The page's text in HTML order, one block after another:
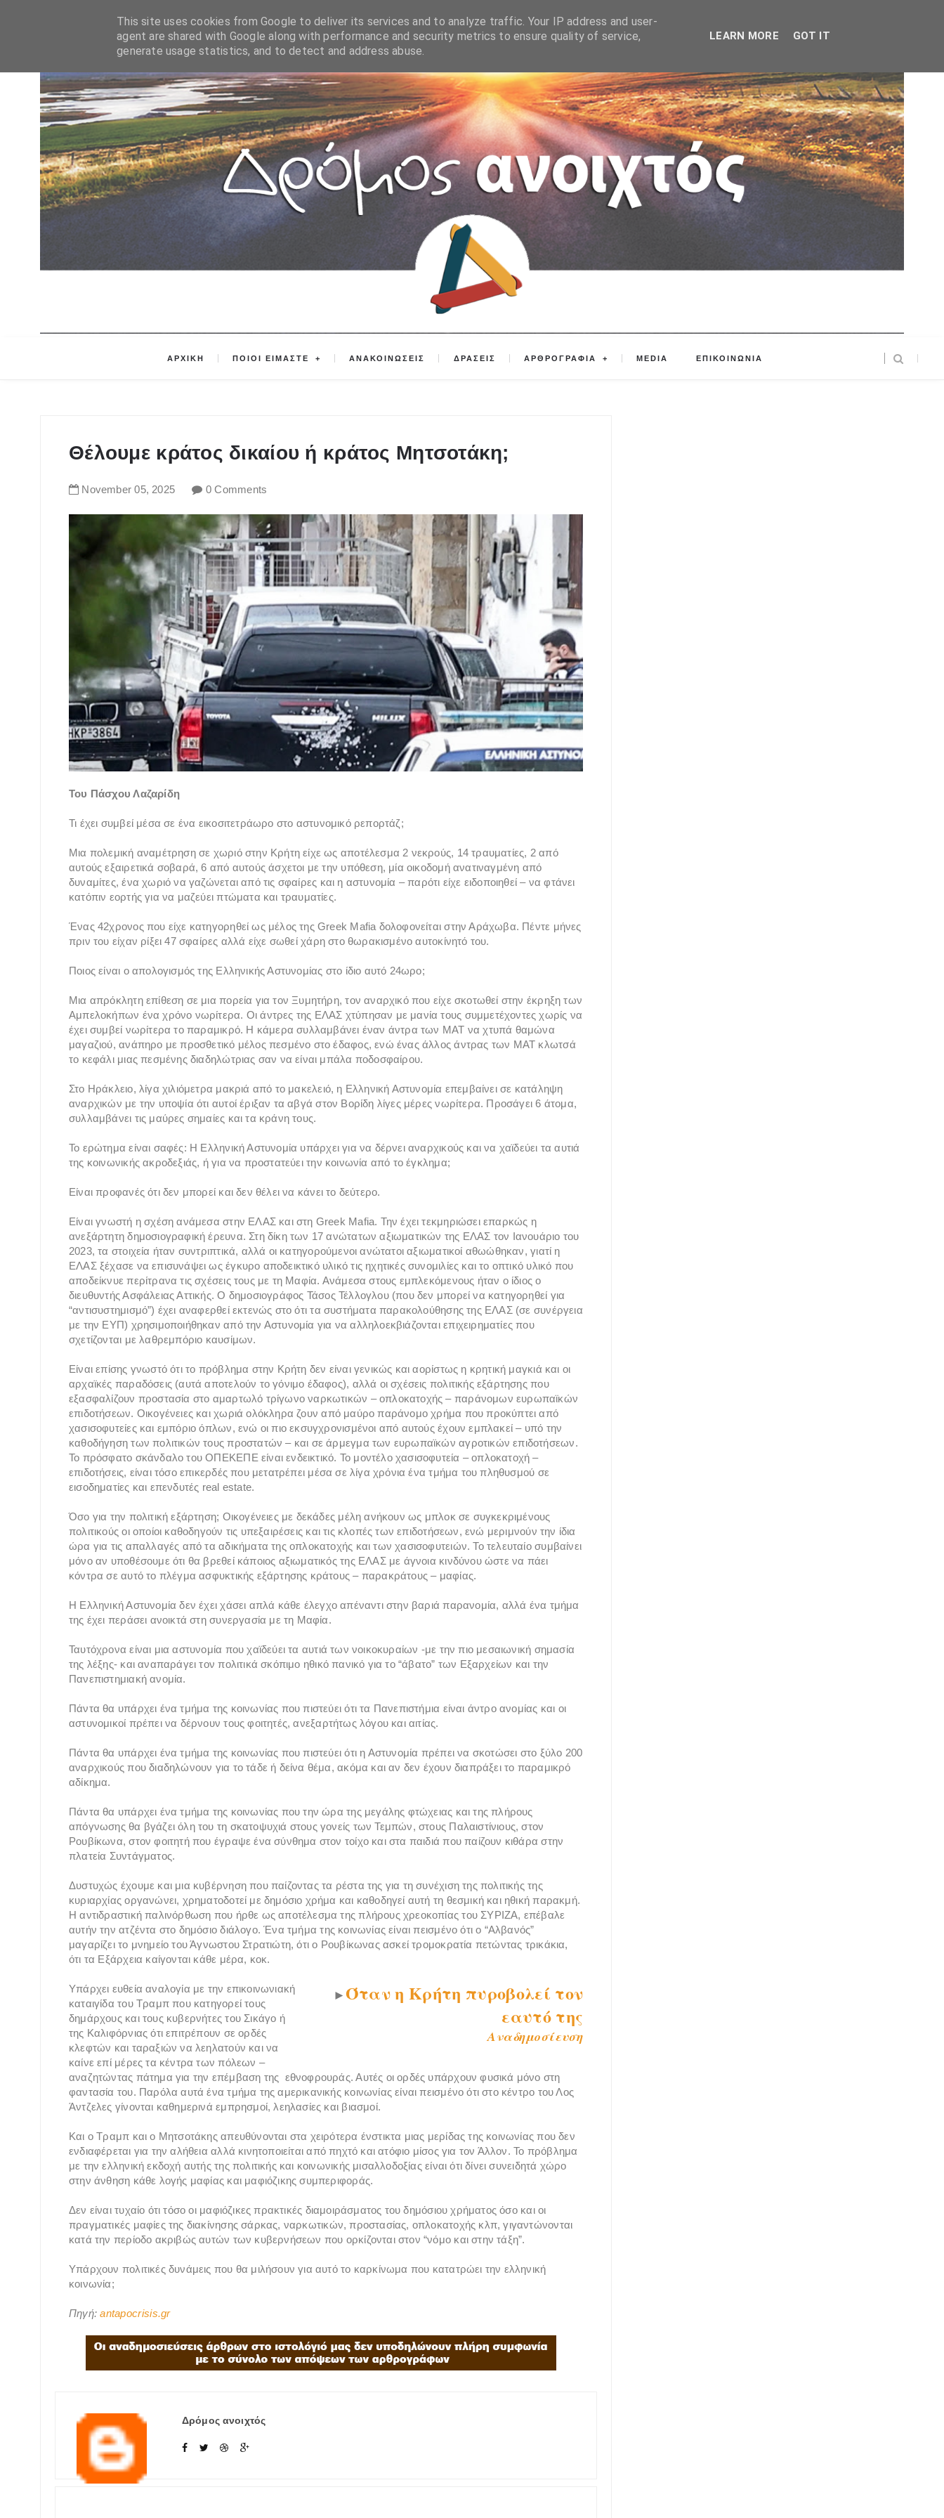
ΑΡΧΙΚΗ ΠΟΙΟΙ ΕΙΜΑΣΤΕ ΑΝΑΚΟΙΝΩΣΕΙΣ ΔΡΑΣΕΙΣ ΑΡΘΡΟΓΡΑΦΙΑ MEDIA ΕΠΙΚΟΙΝΩΝΙΑ
Θέλουμε κράτος δικαίου ή κράτος Μητσοτάκη;
November 05, 2025 0 Comments
Του Πάσχου Λαζαρίδη
Τι έχει συμβεί μέσα σε ένα εικοσιτετράωρο στο αστυνομικό ρεπορτάζ;
Μια πολεμική αναμέτρηση σε χωριό στην Κρήτη είχε ως αποτέλεσμα 2 νεκρούς, 14 τραυματίες, 2 από
αυτούς εξαιρετικά σοβαρά, 6 από αυτούς άσχετοι με την υπόθεση, μία οικοδομή ανατιναγμένη από
δυναμίτες, ένα χωριό να γαζώνεται από τις σφαίρες και η αστυνομία – παρότι είχε ειδοποιηθεί – να φτάνει
κατόπιν εορτής για να μαζεύει πτώματα και τραυματίες.
Ένας 42χρονος που είχε κατηγορηθεί ως μέλος της Greek Mafia δολοφονείται στην Αράχωβα. Πέντε μήνες
πριν του είχαν ρίξει 47 σφαίρες αλλά είχε σωθεί χάρη στο θωρακισμένο αυτοκίνητό του.
Ποιος είναι ο απολογισμός της Ελληνικής Αστυνομίας στο ίδιο αυτό 24ωρο;
Μια απρόκλητη επίθεση σε μια πορεία για τον Ξυμητήρη, τον αναρχικό που είχε σκοτωθεί στην έκρηξη των
Αμπελοκήπων ένα χρόνο νωρίτερα. Οι άντρες της ΕΛΑΣ χτύπησαν με μανία τους συμμετέχοντες χωρίς να
έχει συμβεί νωρίτερα το παραμικρό. Η κάμερα συλλαμβάνει έναν άντρα των ΜΑΤ να χτυπά θαμώνα
μαγαζιού, ανάπηρο με προσθετικό μέλος πεσμένο στο έδαφος, ενώ ένας άλλος άντρας των ΜΑΤ κλωτσά
το κεφάλι μιας πεσμένης διαδηλώτριας σαν να είναι μπάλα ποδοσφαίρου.
Στο Ηράκλειο, λίγα χιλιόμετρα μακριά από το μακελειό, η Ελληνική Αστυνομία επεμβαίνει σε κατάληψη
αναρχικών με την υποψία ότι αυτοί έριξαν τα αβγά στον Βορίδη λίγες μέρες νωρίτερα. Προσάγει 6 άτομα,
συλλαμβάνει τις μαύρες σημαίες και τα κράνη τους.
Το ερώτημα είναι σαφές: Η Ελληνική Αστυνομία υπάρχει για να δέρνει αναρχικούς και να χαϊδεύει τα αυτιά
της κοινωνικής ακροδεξιάς, ή για να προστατεύει την κοινωνία από το έγκλημα;
Είναι προφανές ότι δεν μπορεί και δεν θέλει να κάνει το δεύτερο.
Είναι γνωστή η σχέση ανάμεσα στην ΕΛΑΣ και στη Greek Mafia. Την έχει τεκμηριώσει επαρκώς η
ανεξάρτητη δημοσιογραφική έρευνα. Στη δίκη των 17 ανώτατων αξιωματικών της ΕΛΑΣ τον Ιανουάριο του
2023, τα στοιχεία ήταν συντριπτικά, αλλά οι κατηγορούμενοι ανώτατοι αξιωματικοί αθωώθηκαν, γιατί η
ΕΛΑΣ ξέχασε να επισυνάψει ως έγκυρο αποδεικτικό υλικό τις ηχητικές συνομιλίες και το οπτικό υλικό που
αποδείκνυε περίτρανα τις σχέσεις τους με τη Μαφία. Ανάμεσα στους εμπλεκόμενους ήταν ο ίδιος ο
διευθυντής Ασφάλειας Αττικής. Ο δημοσιογράφος Τάσος Τέλλογλου (που δεν μπορεί να κατηγορηθεί για
“αντισυστημισμό”) έχει αναφερθεί εκτενώς στο ότι τα συστήματα παρακολούθησης της ΕΛΑΣ (σε συνέργεια
με την ΕΥΠ) χρησιμοποιήθηκαν από την Αστυνομία για να αλληλοεκβιάζονται επιχειρηματίες που
σχετίζονται με λαθρεμπόριο καυσίμων.
Είναι επίσης γνωστό ότι το πρόβλημα στην Κρήτη δεν είναι γενικώς και αορίστως η κρητική μαγκιά και οι
αρχαϊκές παραδόσεις (αυτά αποτελούν το γόνιμο έδαφος), αλλά οι σχέσεις πολιτικής εξάρτησης που
εξασφαλίζουν προστασία στο αμαρτωλό τρίγωνο ναρκωτικών – οπλοκατοχής – παράνομων ευρωπαϊκών
επιδοτήσεων. Οικογένειες και χωριά ολόκληρα ζουν από μαύρο παράνομο χρήμα που προκύπτει από
χασισοφυτείες και εμπόριο όπλων, ενώ οι πιο εκσυγχρονισμένοι από αυτούς έχουν εμπλακεί – υπό την
καθοδήγηση των πολιτικών τους προστατών – και σε άρμεγμα των ευρωπαϊκών αγροτικών επιδοτήσεων.
Το πρόσφατο σκάνδαλο του ΟΠΕΚΕΠΕ είναι ενδεικτικό. Το μοντέλο χασισοφυτεία – οπλοκατοχή –
επιδοτήσεις, είναι τόσο επικερδές που μετατρέπει μέσα σε λίγα χρόνια ένα τμήμα του πληθυσμού σε
εισοδηματίες και επενδυτές real estate.
Όσο για την πολιτική εξάρτηση; Οικογένειες με δεκάδες μέλη ανήκουν ως μπλοκ σε συγκεκριμένους
πολιτικούς οι οποίοι καθοδηγούν τις υπεξαιρέσεις και τις κλοπές των επιδοτήσεων, ενώ μεριμνούν την ίδια
ώρα για τις απαλλαγές από τα αδικήματα της οπλοκατοχής και των χασισοφυτειών. Το τελευταίο συμβαίνει
μόνο αν υποθέσουμε ότι θα βρεθεί κάποιος αξιωματικός της ΕΛΑΣ με άγνοια κινδύνου ώστε να πάει
κόντρα σε αυτό το πλέγμα ασφυκτικής εξάρτησης κράτους – παρακράτους – μαφίας.
Η Ελληνική Αστυνομία δεν έχει χάσει απλά κάθε έλεγχο απέναντι στην βαριά παρανομία, αλλά ένα τμήμα
της έχει περάσει ανοικτά στη συνεργασία με τη Μαφία.
Ταυτόχρονα είναι μια αστυνομία που χαϊδεύει τα αυτιά των νοικοκυραίων -με την πιο μεσαιωνική σημασία
της λέξης- και αναπαράγει τον πολιτικά σκόπιμο ηθικό πανικό για το “άβατο” των Εξαρχείων και την
Πανεπιστημιακή ανομία.
Πάντα θα υπάρχει ένα τμήμα της κοινωνίας που πιστεύει ότι τα Πανεπιστήμια είναι άντρο ανομίας και οι
αστυνομικοί πρέπει να δέρνουν τους φοιτητές, ανεξαρτήτως λόγου και αιτίας.
Πάντα θα υπάρχει ένα τμήμα της κοινωνίας που πιστεύει ότι η Αστυνομία πρέπει να σκοτώσει στο ξύλο 200
αναρχικούς που διαδηλώνουν για το τάδε ή δείνα θέμα, ακόμα και αν δεν έχουν διαπράξει το παραμικρό
αδίκημα.
Πάντα θα υπάρχει ένα τμήμα της κοινωνίας που την ώρα της μεγάλης φτώχειας και της πλήρους
απόγνωσης θα βγάζει όλη του τη σκατοψυχιά στους γονείς των Τεμπών, στους Παλαιστίνιους, στον
Ρουβίκωνα, στον φοιτητή που έγραψε ένα σύνθημα στον τοίχο και στα παιδιά που παίζουν κιθάρα στην
πλατεία Συντάγματος.
Δυστυχώς έχουμε και μια κυβέρνηση που παίζοντας τα ρέστα της για τη συνέχιση της πολιτικής της
κυριαρχίας οργανώνει, χρηματοδοτεί με δημόσιο χρήμα και καθοδηγεί αυτή τη θεσμική και ηθική παρακμή.
Η αντιδραστική παλινόρθωση που ήρθε ως αποτέλεσμα της πλήρους χρεοκοπίας του ΣΥΡΙΖΑ, επέβαλε
αυτήν την ατζέντα στο δημόσιο διάλογο. Ένα τμήμα της κοινωνίας είναι πεισμένο ότι ο “Αλβανός”
μαγαρίζει το μνημείο του Άγνωστου Στρατιώτη, ότι ο Ρουβίκωνας ασκεί τρομοκρατία πετώντας τρικάκια,
ότι τα Εξάρχεια καίγονται κάθε μέρα, κοκ.
►Όταν η Κρήτη πυροβολεί τον
εαυτό της
Αναδημοσίευση
Υπάρχει ευθεία αναλογία με την επικοινωνιακή
καταιγίδα του Τραμπ που κατηγορεί τους
δημάρχους και τους κυβερνήτες του Σικάγο ή
της Καλιφόρνιας ότι επιτρέπουν σε ορδές
κλεφτών και ταραξιών να λεηλατούν και να
καίνε επί μέρες τα κέντρα των πόλεων –
αναζητώντας πάτημα για την επέμβαση της εθνοφρουράς. Αυτές οι ορδές υπάρχουν φυσικά μόνο στη
φαντασία του. Παρόλα αυτά ένα τμήμα της αμερικανικής κοινωνίας είναι πεισμένο ότι στο κέντρο του Λος
Άντζελες γίνονται καθημερινά εμπρησμοί, λεηλασίες και βιασμοί.
Και ο Τραμπ και ο Μητσοτάκης απευθύνονται στα χειρότερα ένστικτα μιας μερίδας της κοινωνίας που δεν
ενδιαφέρεται για την αλήθεια αλλά κινητοποιείται από πηχτό και ατόφιο μίσος για τον Άλλον. Το πρόβλημα
με την ελληνική εκδοχή αυτής της πολιτικής και κοινωνικής μισαλλοδοξίας είναι ότι δίνει συνειδητά χώρο
στην άνθηση κάθε λογής μαφίας και μαφιόζικης συμπεριφοράς.
Δεν είναι τυχαίο ότι τόσο οι μαφιόζικες πρακτικές διαμοιράσματος του δημόσιου χρήματος όσο και οι
πραγματικές μαφίες της διακίνησης σάρκας, ναρκωτικών, προστασίας, οπλοκατοχής κλπ, γιγαντώνονται
κατά την περίοδο ακριβώς αυτών των κυβερνήσεων που ορκίζονται στον “νόμο και στην τάξη”.
Υπάρχουν πολιτικές δυνάμεις που θα μιλήσουν για αυτό το καρκίνωμα που κατατρώει την ελληνική
κοινωνία;
Πηγή:antapocrisis.gr
Δρόμος ανοιχτός
This site uses cookies from Google to deliver its services and to analyze traffic. Your IP address and user-
agent are shared with Google along with performance and security metrics to ensure quality of service,
generate usage statistics, and to detect and address abuse.
LEARN MORE GOT IT